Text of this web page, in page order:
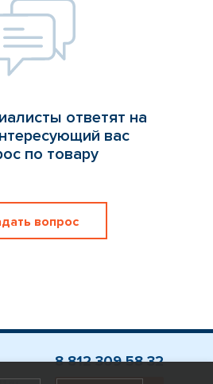
ответят на
вас
по товару
вопрос
8 812 309 58 32